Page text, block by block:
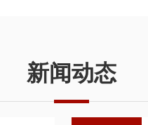
新闻动态